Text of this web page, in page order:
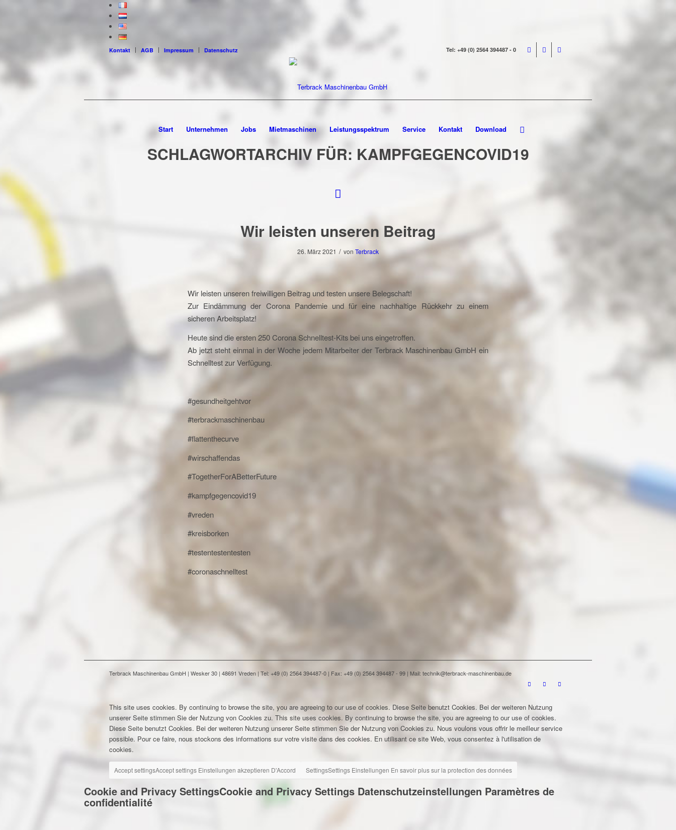
Kontakt AGB Impressum Datenschutz Tel: +49 (0) 2564 394487 - 0
Start Unternehmen Jobs Mietmaschinen Leistungsspektrum Service Kontakt Download
SCHLAGWORTARCHIV FÜR: KAMPFGEGENCOVID19
Wir leisten unseren Beitrag
26. März 2021 / von Terbrack
Wir leisten unseren freiwilligen Beitrag und testen unsere Belegschaft!
Zur Eindämmung der Corona Pandemie und für eine nachhaltige Rückkehr zu einem
sicheren Arbeitsplatz!
Heute sind die ersten 250 Corona Schnelltest-Kits bei uns eingetroffen.
Ab jetzt steht einmal in der Woche jedem Mitarbeiter der Terbrack Maschinenbau GmbH ein
Schnelltest zur Verfügung.
#gesundheitgehtvor
#terbrackmaschinenbau
#flattenthecurve
#wirschaffendas
#TogetherForABetterFuture
#kampfgegencovid19
#vreden
#kreisborken
#testentestentesten
#coronaschnelltest
Terbrack Maschinenbau GmbH | Wesker 30 | 48691 Vreden | Tel: +49 (0) 2564 394487-0 | Fax: +49 (0) 2564 394487 - 99 | Mail: technik@terbrack-maschinenbau.de
This site uses cookies. By continuing to browse the site, you are agreeing to our use of cookies. Diese Seite benutzt Cookies. Bei der weiteren Nutzung
unserer Seite stimmen Sie der Nutzung von Cookies zu. This site uses cookies. By continuing to browse the site, you are agreeing to our use of cookies.
Diese Seite benutzt Cookies. Bei der weiteren Nutzung unserer Seite stimmen Sie der Nutzung von Cookies zu. Nous voulons vous offrir le meilleur service
possible. Pour ce faire, nous stockons des informations sur votre visite dans des cookies. En utilisant ce site Web, vous consentez à l'utilisation de
cookies.
Accept settingsAccept settings Einstellungen akzeptieren D'Accord SettingsSettings Einstellungen En savoir plus sur la protection des données
Cookie and Privacy SettingsCookie and Privacy Settings Datenschutzeinstellungen Paramètres de
confidentialité